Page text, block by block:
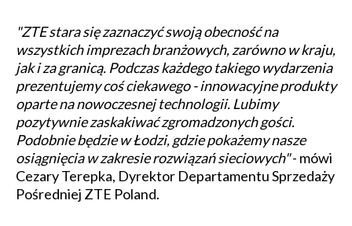
"ZTE stara się zaznaczyć swoją obecność na
wszystkich imprezach branżowych, zarówno w kraju,
jak i za granicą. Podczas każdego takiego wydarzenia
prezentujemy coś ciekawego - innowacyjne produkty
oparte na nowoczesnej technologii. Lubimy
pozytywnie zaskakiwać zgromadzonych gości.
Podobnie będzie w Łodzi, gdzie pokażemy nasze
osiągnięcia w zakresie rozwiązań sieciowych"- mówi
Cezary Terepka, Dyrektor Departamentu Sprzedaży
Pośredniej ZTE Poland.